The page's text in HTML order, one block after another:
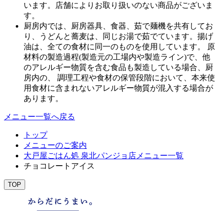
います。店舗によりお取り扱いのない商品がございま
す。
厨房内では、厨房器具、食器、茹で麺機を共有してお
り、うどんと蕎麦は、同じお湯で茹でています。揚げ
油は、全ての食材に同一のものを使用しています。 原
材料の製造過程(製造元の工場内や製造ライン)で、他
のアレルギー物質を含む食品も製造している場合、厨
房内の、 調理工程や食材の保管段階において、本来使
用食材に含まれないアレルギー物質が混入する場合が
あります。
メニュー一覧へ戻る
トップ
メニューのご案内
大戸屋ごはん処 泉北パンジョ店メニュー一覧
チョコレートアイス
TOP